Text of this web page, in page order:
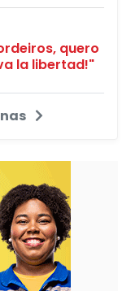
quero
la libertad!"